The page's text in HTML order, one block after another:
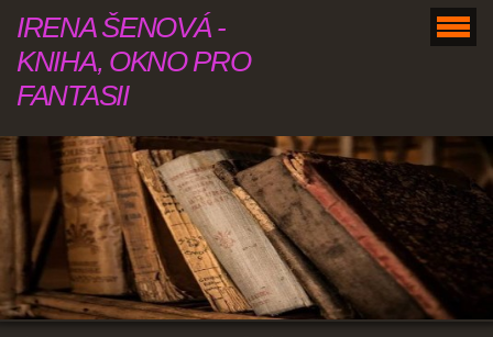
IRENA ŠENOVÁ -
KNIHA, OKNO PRO
FANTASII